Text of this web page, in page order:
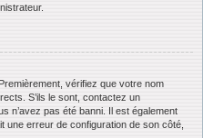
vérifiez que votre nom
S’ils le sont, contactez un
n’avez pas été banni. Il est également
une erreur de configuration de son côté,